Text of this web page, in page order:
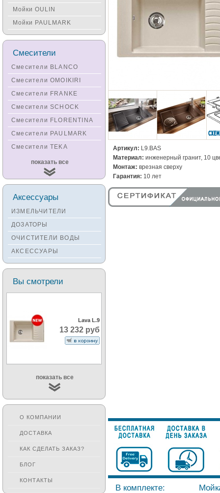
Артикул: L9.BAS
Материал: инженерный гранит, 10
Монтаж: врезная сверху
Гарантия: 10 лет
В комплекте:
Мойки OULIN
Мойки PAULMARK
Смесители
Смесители BLANCO
Смесители OMOIKIRI
Смесители FRANKE
Смесители SCHOCK
Смесители FLORENTINA
Смесители PAULMARK
Смесители TEKA
Смесители
KUCHENSTERN
Смесители ZORG
Смесители KANTERA
Смесители SEAMAN
Смесители
Zigmund&Shtain
Смесители OULIN
Смесители под бронзу
показать все
Аксессуары
ИЗМЕЛЬЧИТЕЛИ
ДОЗАТОРЫ
ОЧИСТИТЕЛИ ВОДЫ
АКСЕССУАРЫ
Вы смотрели
Lava L.9
13 232 руб
показать все
О КОМПАНИИ
ДОСТАВКА
КАК СДЕЛАТЬ ЗАКАЗ?
БЛОГ
КОНТАКТЫ